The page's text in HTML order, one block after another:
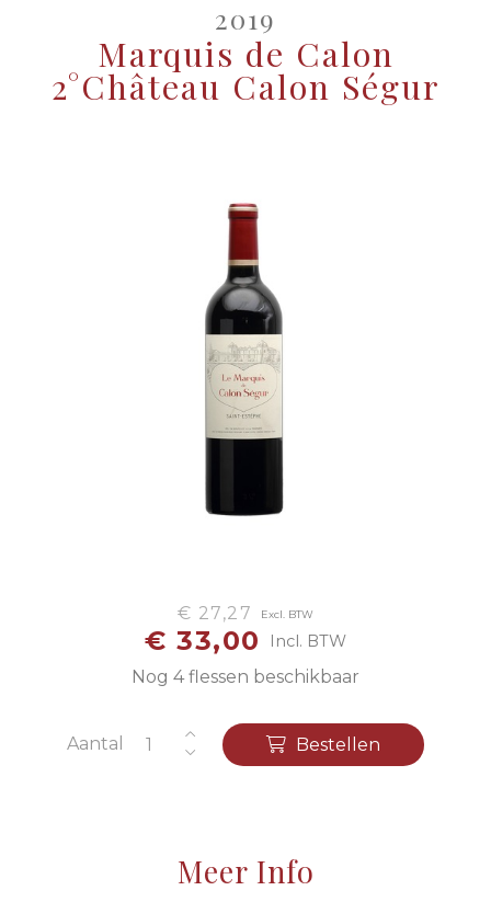
2019
Marquis de Calon
2°Château Calon Ségur
€ 27,27 Excl. BTW
€ 33,00 Incl. BTW
Nog 4 flessen beschikbaar
Aantal Bestellen
Meer Info